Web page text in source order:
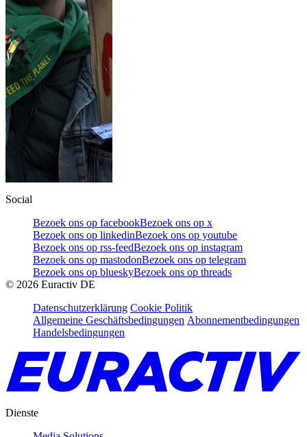
Social
Bezoek ons op facebookBezoek ons op x
Bezoek ons op linkedinBezoek ons op youtube
Bezoek ons op rss-feedBezoek ons op instagram
Bezoek ons op mastodonBezoek ons op telegram
Bezoek ons op blueskyBezoek ons op threads
© 2026 Euractiv DE
Datenschutzerklärung Cookie Politik
Allgemeine Geschäftsbedingungen Abonnementbedingungen
Handelsbedingungen
Dienste